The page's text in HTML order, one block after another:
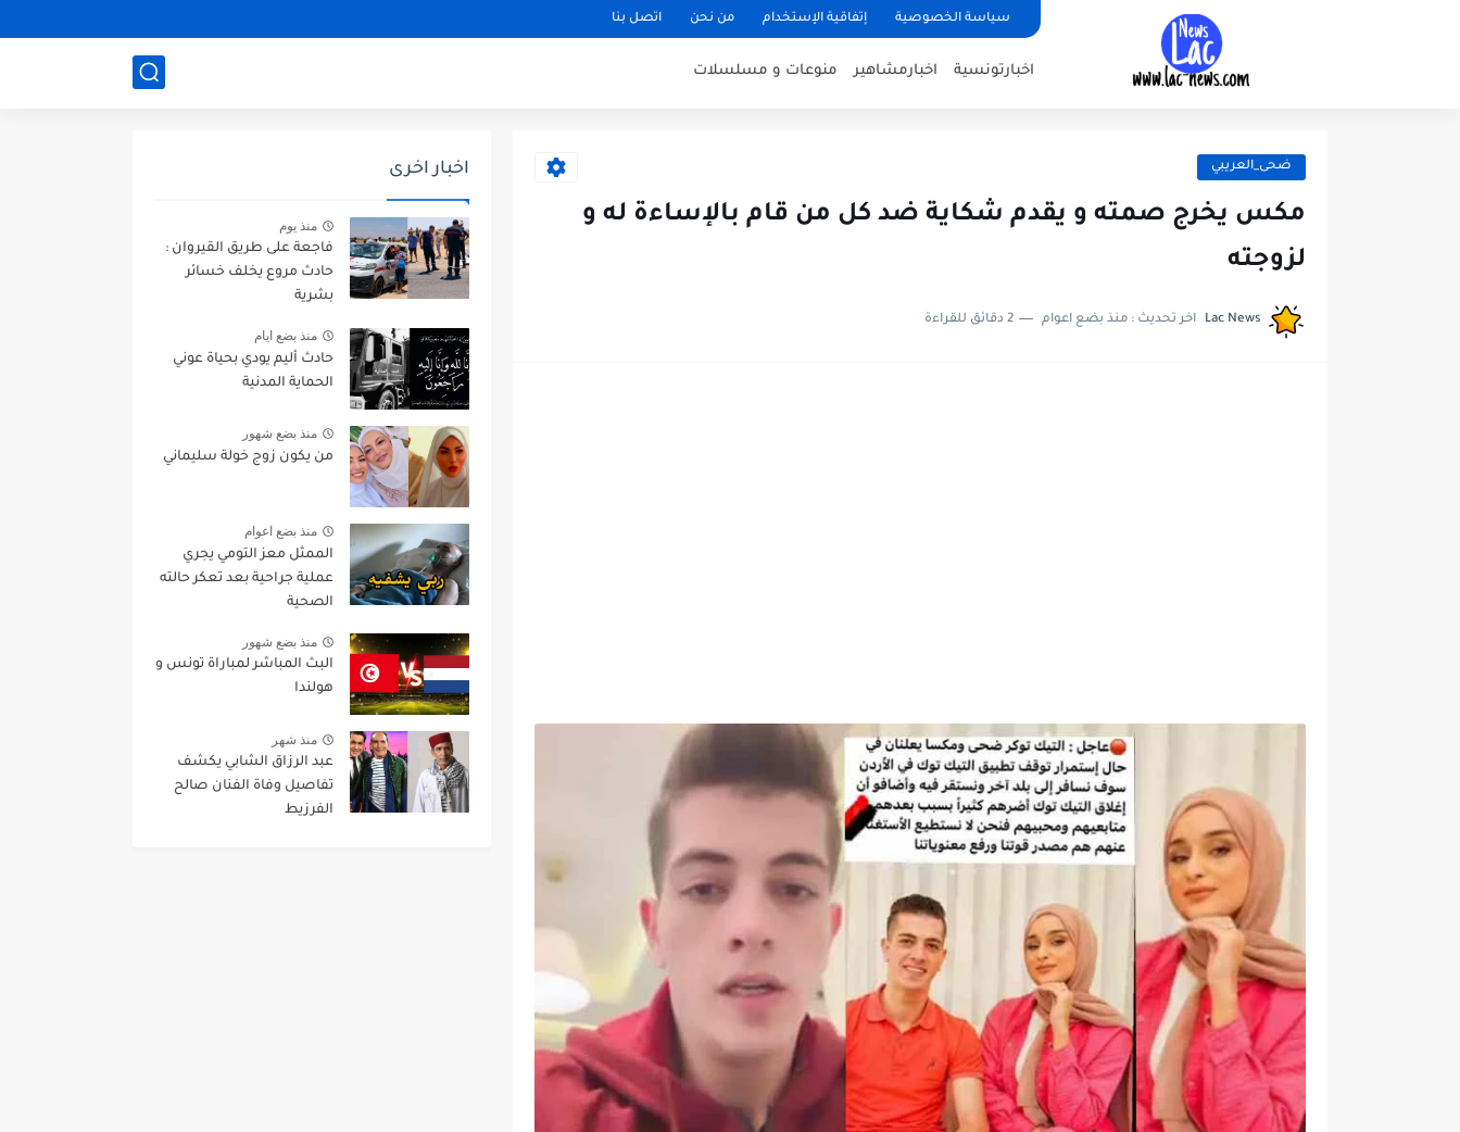
سياسة الخصوصية إتفاقية الإستخدام من نحن اتصل بنا
اخبارتونسية اخبارمشاهير منوعات و مسلسلات
ضحى_العريبي
مكس يخرج صمته و يقدم شكاية ضد كل من قام بالإساءة له و
لزوجته
Lac News اخر تحديث : منذ بضع اعوام 2 دقائق للقراءة
اخبار اخرى
منذ يوم
فاجعة على طريق القيروان :
حادث مروع يخلف خسائر
بشرية
منذ بضع ايام
حادث أليم يودي بحياة عوني
الحماية المدنية
منذ بضع شهور
من يكون زوج خولة سليماني
منذ بضع اعوام
الممثل معز التومي يجري
عملية جراحية بعد تعكر حالته
الصحية
منذ بضع شهور
البث المباشر لمباراة تونس و
هولندا
منذ شهر
عبد الرزاق الشابي يكشف
تفاصيل وفاة الفنان صالح
الفرزيط